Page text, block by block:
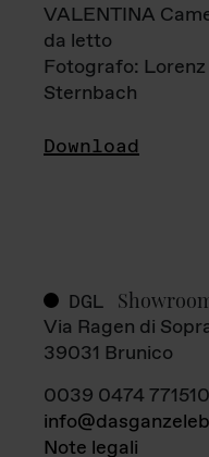
VALENTINA
da letto
Fotografo: Lorenz
Sternbach
Download
DGL
Via Ragen di
39031 Brunico
0039 0474 771510
Note legali